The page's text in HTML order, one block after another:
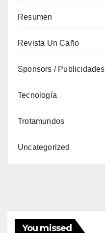
Resumen
Revista Un Caño
Sponsors / Publicidades
Tecnología
Trotamundos
Uncategorized
You missed